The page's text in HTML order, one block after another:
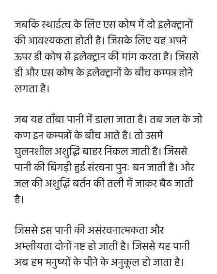
जबकि स्थाईत्व के लिए एस कोष में दो इलेक्ट्रानों
की आवश्यकता होती है। जिसके लिए यह अपने
ऊपर डी कोष से इलेक्ट्रान की मांग करता है। जिससे
डी और एस कोष के इलेक्ट्रानों के बीच कम्पन्न होने
लगता है।
जब यह ताँबा पानी में डाला जाता है। तब जल के जो
कण इन कम्पन्नों के बीच आते है। तो उसमे
घुलनशील अशुद्धि बाहर निकल जाती है। जिससे
पानी की बिगड़ी हुई संरचना पुनः बन जाती है। और
जल की अशुद्धि बर्तन की तली में जाकर बैठ जाती
है।
जिससे इस पानी की असंरचनात्मकता और
अम्लीयता दोनों नष्ट हो जाती है। जिससे यह पानी
अब हम मनुष्यों के पीने के अनुकूल हो जाता है।